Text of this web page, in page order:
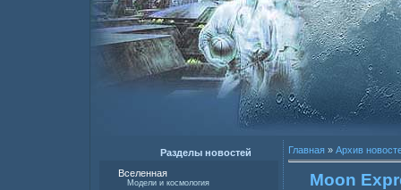
Разделы новостей
Вселенная
Модели и космология
Главная » Архив
Moon